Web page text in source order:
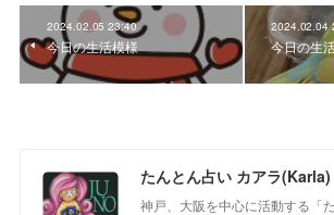
2024.02.05 23:40
今日の生活模様
2024.02.04
今日の生
たんとん占い カアラ(Karla)
神戸、大阪を中心に活動する「